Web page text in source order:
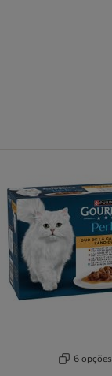
6 opções